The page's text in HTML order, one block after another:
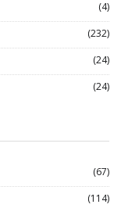
(4)
(232)
(24)
(24)
(67)
(114)